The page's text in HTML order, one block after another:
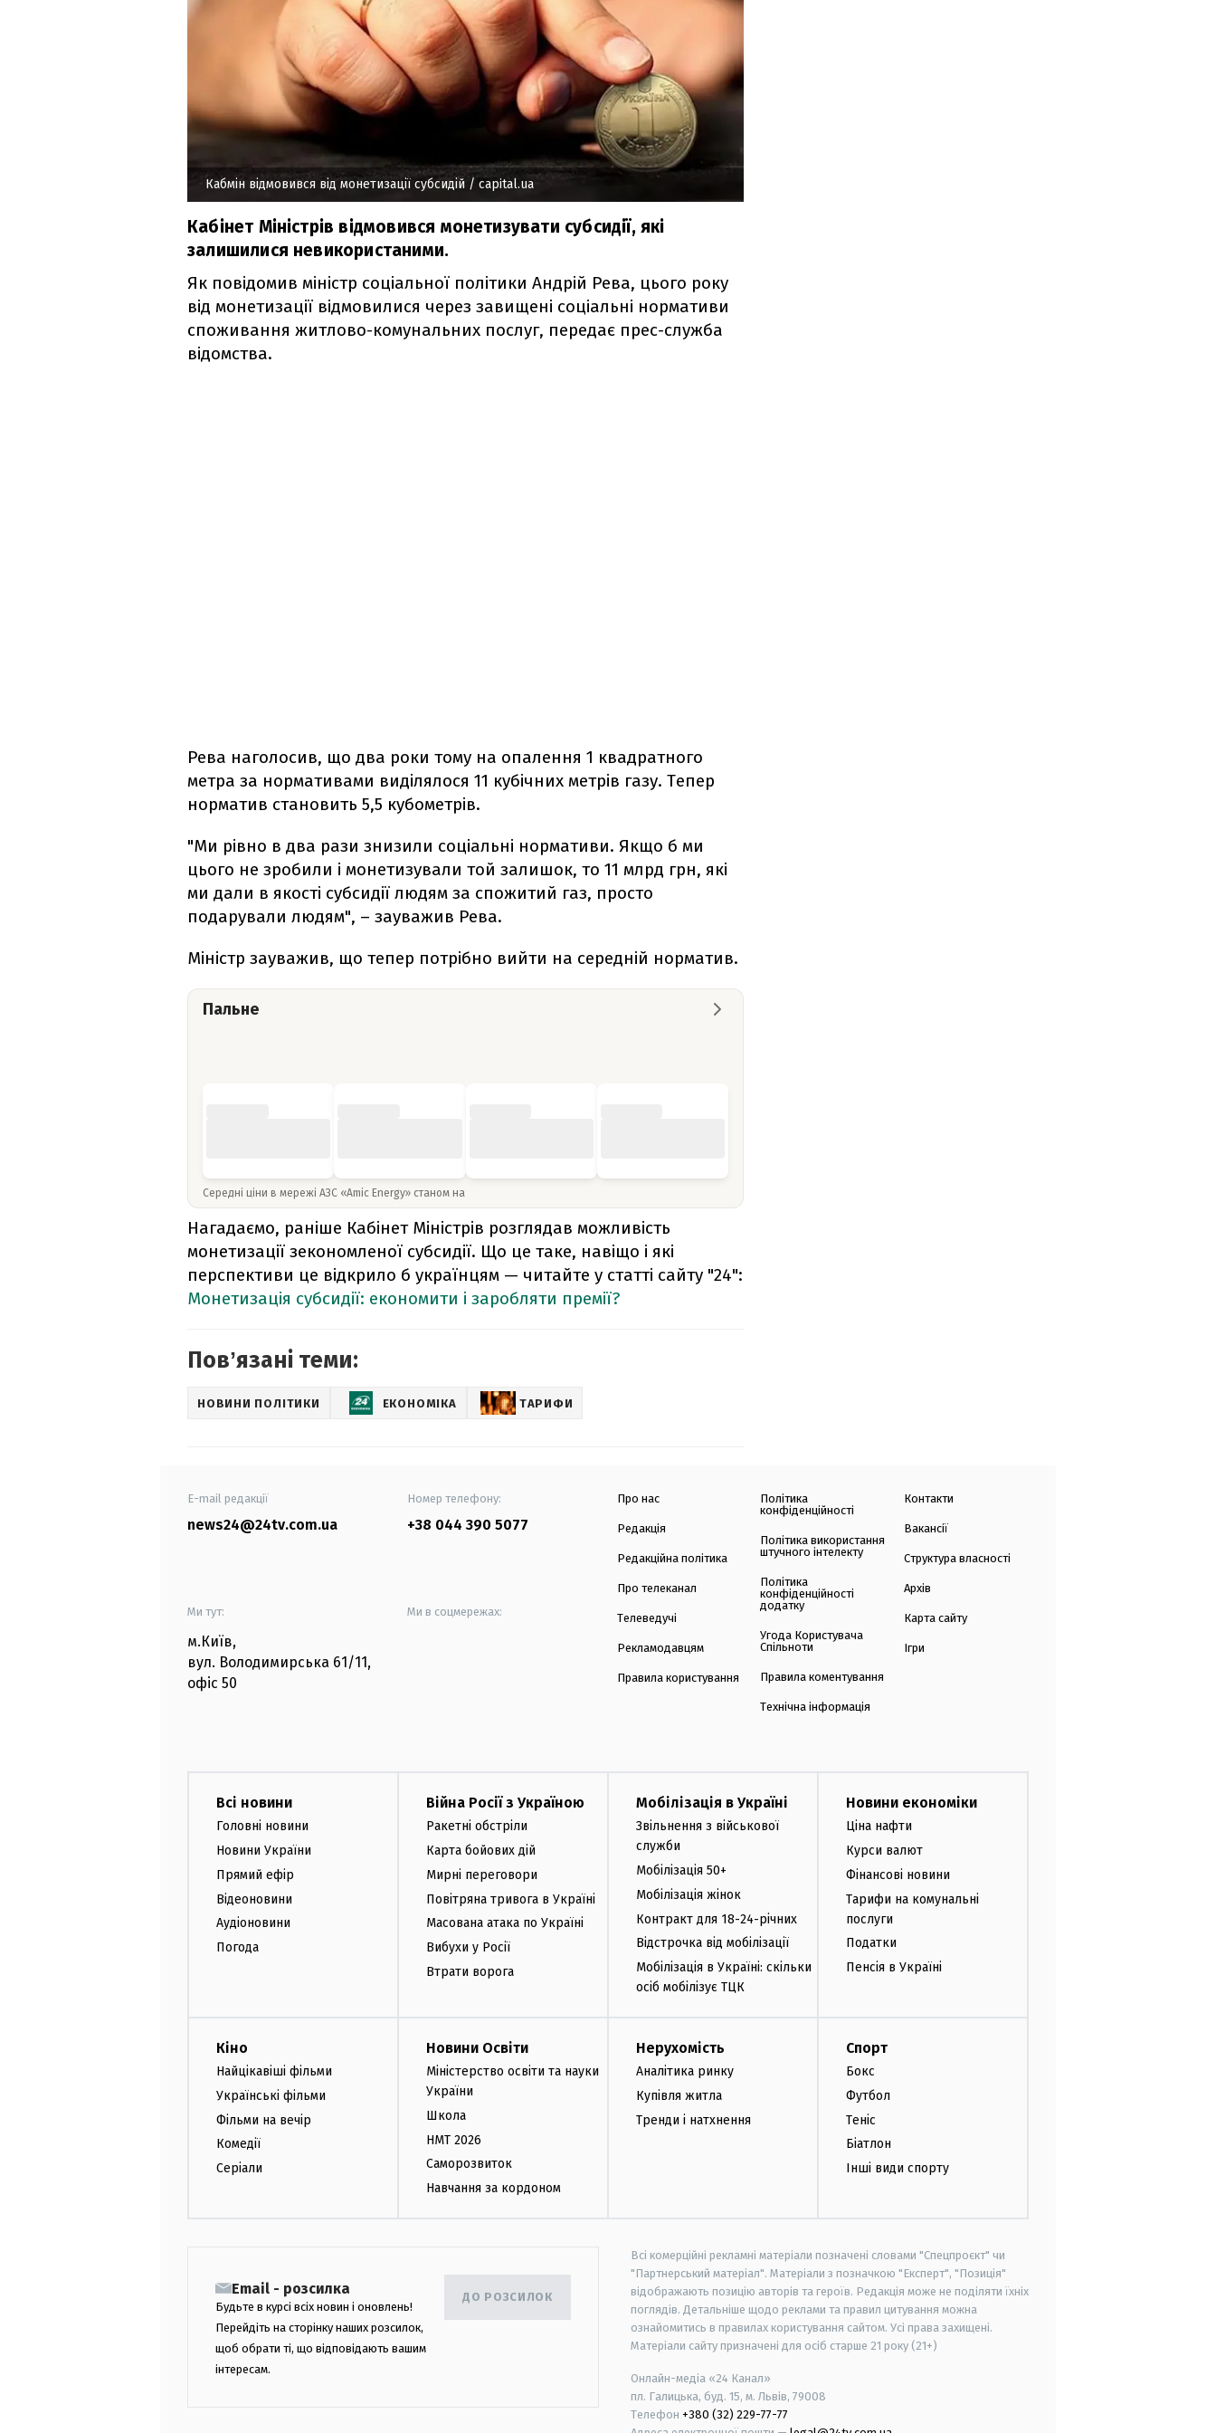
Кабмін відмовився від монетизації субсидій / capital.ua
Кабінет Міністрів відмовився монетизувати субсидії, які
залишилися невикористаними.
Як повідомив міністр соціальної політики Андрій Рева, цього року
від монетизації відмовилися через завищені соціальні нормативи
споживання житлово-комунальних послуг, передає прес-служба
відомства.
Рева наголосив, що два роки тому на опалення 1 квадратного
метра за нормативами виділялося 11 кубічних метрів газу. Тепер
норматив становить 5,5 кубометрів.
"Ми рівно в два рази знизили соціальні нормативи. Якщо б ми
цього не зробили і монетизували той залишок, то 11 млрд грн, які
ми дали в якості субсидії людям за спожитий газ, просто
подарували людям", – зауважив Рева.
Міністр зауважив, що тепер потрібно вийти на середній норматив.
Пальне
Середні ціни в мережі АЗС «Amic Energy» станом на
Нагадаємо, раніше Кабінет Міністрів розглядав можливість
монетизації зекономленої субсидії. Що це таке, навіщо і які
перспективи це відкрило б українцям — читайте у статті сайту "24":
Монетизація субсидії: економити і заробляти премії?
Повʼязані теми:
НОВИНИ ПОЛІТИКИ ЕКОНОМІКА ТАРИФИ
E-mail редакції
news24@24tv.com.ua
Номер телефону:
+38 044 390 5077
Ми тут:
м.Київ,
вул. Володимирська 61/11,
офіс 50
Ми в соцмережах:
Про нас
Редакція
Редакційна політика
Про телеканал
Телеведучі
Рекламодавцям
Правила користування
Політика
конфіденційності
Політика використання
штучного інтелекту
Політика
конфіденційності
додатку
Угода Користувача
Спільноти
Правила коментування
Технічна інформація
Контакти
Вакансії
Структура власності
Архів
Карта сайту
Ігри
Всі новини
Головні новини
Новини України
Прямий ефір
Відеоновини
Аудіоновини
Погода
Війна Росії з Україною
Ракетні обстріли
Карта бойових дій
Мирні переговори
Повітряна тривога в Україні
Масована атака по Україні
Вибухи у Росії
Втрати ворога
Мобілізація в Україні
Звільнення з військової
служби
Мобілізація 50+
Мобілізація жінок
Контракт для 18-24-річних
Відстрочка від мобілізації
Мобілізація в Україні: скільки
осіб мобілізує ТЦК
Новини економіки
Ціна нафти
Курси валют
Фінансові новини
Тарифи на комунальні
послуги
Податки
Пенсія в Україні
Кіно
Найцікавіші фільми
Українські фільми
Фільми на вечір
Комедії
Серіали
Новини Освіти
Міністерство освіти та науки
України
Школа
НМТ 2026
Саморозвиток
Навчання за кордоном
Нерухомість
Аналітика ринку
Купівля житла
Тренди і натхнення
Спорт
Бокс
Футбол
Теніс
Біатлон
Інші види спорту
Email - розсилка
Будьте в курсі всіх новин і оновлень!
Перейдіть на сторінку наших розсилок,
щоб обрати ті, що відповідають вашим
інтересам.
ДО РОЗСИЛОК
Всі комерційні рекламні матеріали позначені словами "Спецпроєкт" чи
"Партнерський матеріал". Матеріали з позначкою "Експерт", "Позиція"
відображають позицію авторів та героїв. Редакція може не поділяти їхніх
поглядів. Детальніше щодо реклами та правил цитування можна
ознайомитись в правилах користування сайтом. Усі права захищені.
Матеріали сайту призначені для осіб старше 21 року (21+)
Онлайн-медіа «24 Канал»
пл. Галицька, буд. 15, м. Львів, 79008
Телефон +380 (32) 229-77-77